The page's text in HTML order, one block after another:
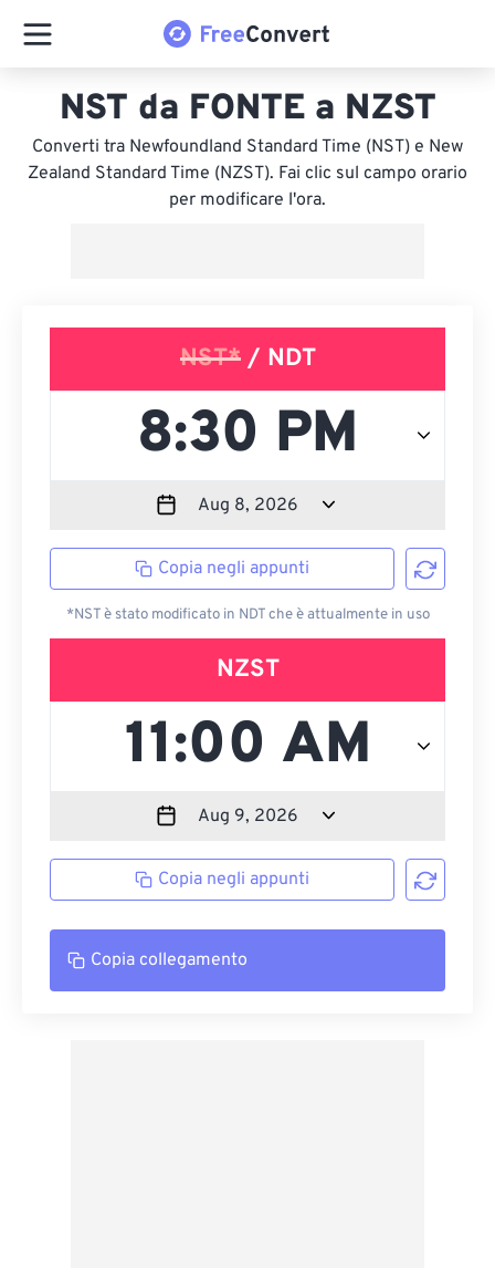
NST da FONTE a NZST
Converti tra Newfoundland Standard Time (NST) e New
Zealand Standard Time (NZST). Fai clic sul campo orario
per modificare l'ora.
NST*/ NDT
Copia negli appunti
*NST è stato modificato in NDT che è attualmente in uso
NZST
Copia negli appunti
Copia collegamento